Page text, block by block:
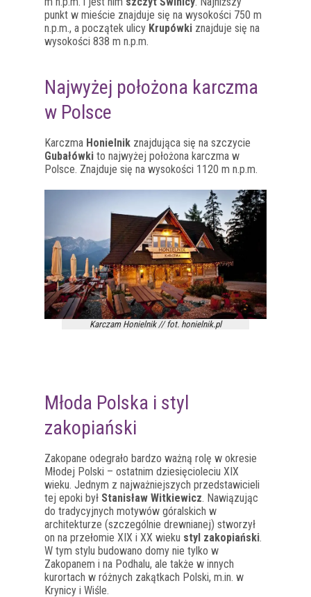
punkt w mieście znajduje się na wysokości 750 m
n.p.m., a początek ulicy Krupówki znajduje się na
wysokości 838 m n.p.m.
Najwyżej położona karczma
w Polsce
Karczma Honielnik znajdująca się na szczycie
Gubałówki to najwyżej położona karczma w
Polsce. Znajduje się na wysokości 1120 m n.p.m.
Karczam Honielnik // fot. honielnik.pl
Młoda Polska i styl
zakopiański
Zakopane odegrało bardzo ważną rolę w okresie
Młodej Polski – ostatnim dziesięcioleciu XIX
wieku. Jednym z najważniejszych przedstawicieli
tej epoki był Stanisław Witkiewicz. Nawiązując
do tradycyjnych motywów góralskich w
architekturze (szczególnie drewnianej) stworzył
on na przełomie XIX i XX wieku styl zakopiański.
W tym stylu budowano domy nie tylko w
Zakopanem i na Podhalu, ale także w innych
kurortach w różnych zakątkach Polski, m.in. w
Krynicy i Wiśle.